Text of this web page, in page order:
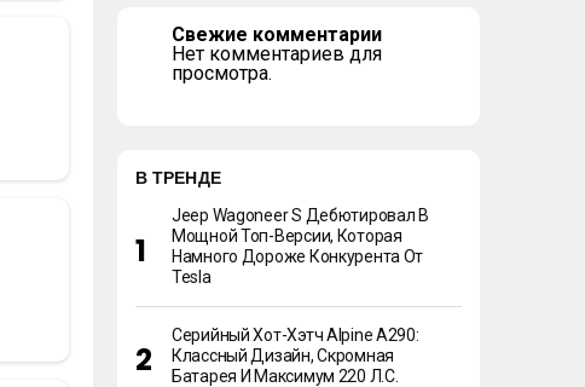
Свежие комментарии
Нет комментариев для
просмотра.
В ТРЕНДЕ
Jeep Wagoneer S Дебютировал В
Мощной Топ-Версии, Которая
Намного Дороже Конкурента От
Tesla
Серийный Хот-Хэтч Alpine A290:
Классный Дизайн, Скромная
Батарея И Максимум 220 Л.с.